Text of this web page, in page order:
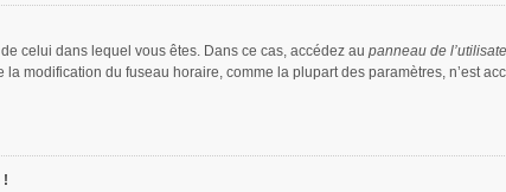
celui dans lequel vous êtes. Dans ce cas, accédez au panneau de
modification du fuseau horaire, comme la plupart des paramètres, n’est
!